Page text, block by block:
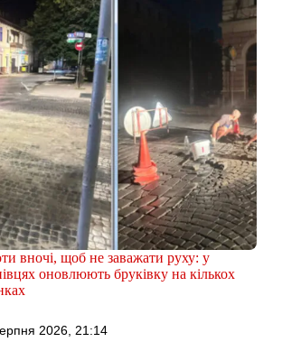
вночі, щоб не заважати руху: у
оновлюють бруківку на кількох
2026, 21:14